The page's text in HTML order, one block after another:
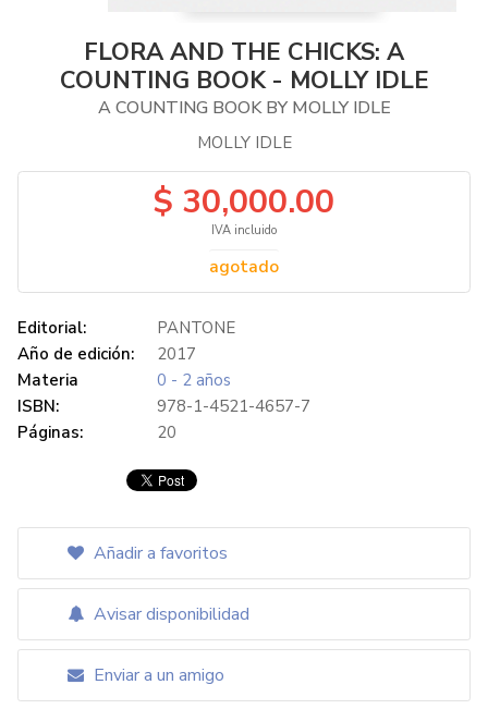
FLORA AND THE CHICKS: A
COUNTING BOOK - MOLLY IDLE
A COUNTING BOOK BY MOLLY IDLE
MOLLY IDLE
$ 30,000.00
IVA incluido
agotado
Editorial:
PANTONE
Año de edición:
2017
Materia
0 - 2 años
ISBN:
978-1-4521-4657-7
Páginas:
20
Añadir a favoritos
Avisar disponibilidad
Enviar a un amigo